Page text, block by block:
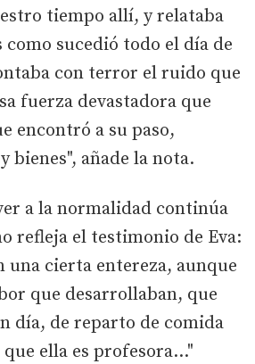
tiempo allí, y relataba
como sucedió todo el día de
con terror el ruido que
fuerza devastadora que
encontró a su paso,
bienes", añade la nota.
a la normalidad continúa
refleja el testimonio de Eva:
una cierta entereza, aunque
que desarrollaban, que
día, de reparto de comida
que ella es profesora…"